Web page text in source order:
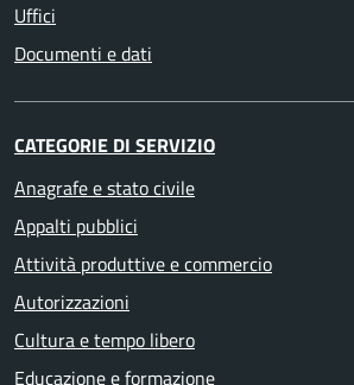
Uffici
Documenti e dati
CATEGORIE DI SERVIZIO
Anagrafe e stato civile
Appalti pubblici
Attività produttive e commercio
Autorizzazioni
Cultura e tempo libero
Educazione e formazione